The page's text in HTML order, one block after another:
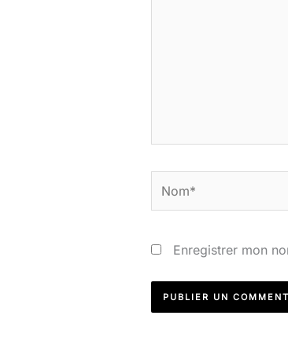
Enregistrer mon